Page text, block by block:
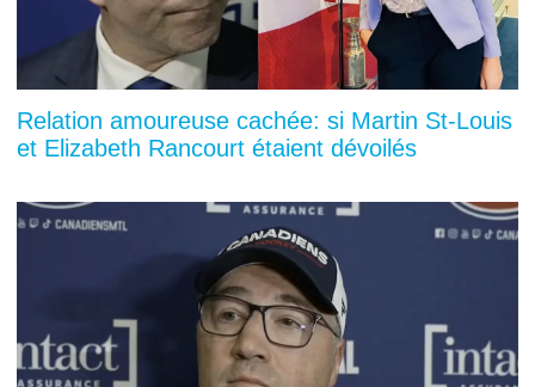
Relation amoureuse cachée: si Martin St-Louis
et Elizabeth Rancourt étaient dévoilés